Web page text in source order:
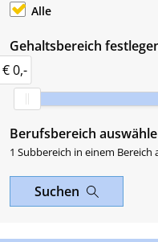
Alle
Gehaltsbereich
€ 0,-
Berufsbereich
1 Subbereich in einem Bereich
Suchen